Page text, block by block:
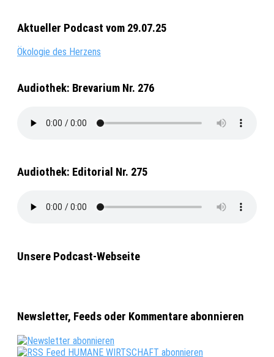
Aktueller Podcast vom 29.07.25
Ökologie des Herzens
Audiothek: Brevarium Nr. 276
Audiothek: Editorial Nr. 275
Unsere Podcast-Webseite
Newsletter, Feeds oder Kommentare abonnieren